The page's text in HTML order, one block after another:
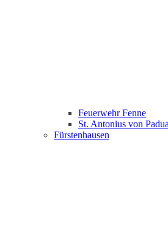
Feuerwehr Fenne
St. Antonius von
Fürstenhausen